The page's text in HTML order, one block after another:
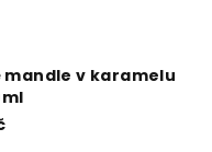
v karamelu